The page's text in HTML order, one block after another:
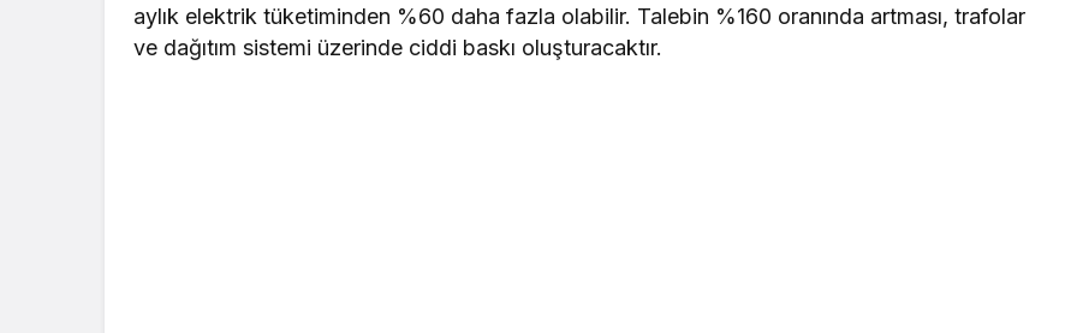
aylık elektrik tüketiminden %60 daha fazla olabilir. Talebin %160 oranında artması, trafolar
ve dağıtım sistemi üzerinde ciddi baskı oluşturacaktır.